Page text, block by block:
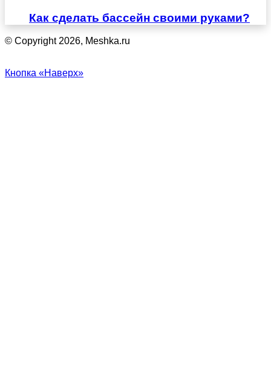
Как сделать бассейн своими руками?
© Copyright 2026, Meshka.ru
Кнопка «Наверх»